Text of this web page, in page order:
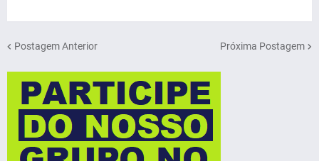
Postagem Anterior Próxima Postagem